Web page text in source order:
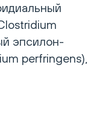
эпсилон-
perfringens),